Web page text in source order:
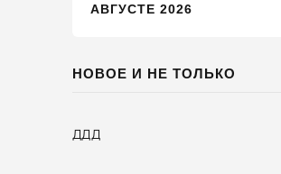
АВГУСТЕ 2026
НОВОЕ И НЕ ТОЛЬКО
ДДД